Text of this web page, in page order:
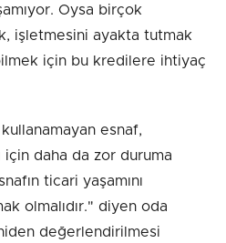
Oysa birçok
işletmesini ayakta tutmak
için bu kredilere ihtiyaç
esnaf,
için daha da zor duruma
ticari yaşamını
olmalıdır." diyen oda
değerlendirilmesi